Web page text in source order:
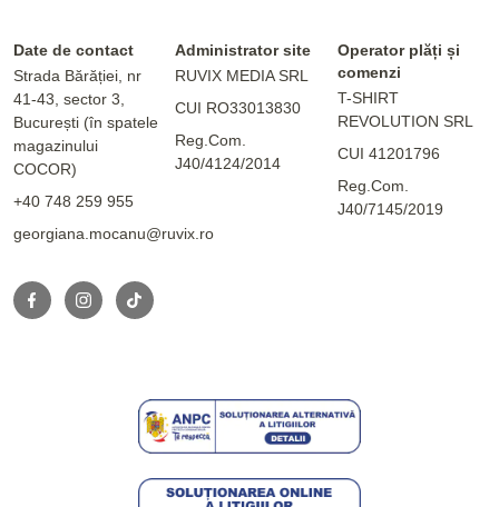
Date de contact
Strada Bărăției, nr
41-43, sector 3,
București (în spatele
magazinului
COCOR)
+40 748 259 955
georgiana.mocanu@ruvix.ro
Administrator site
RUVIX MEDIA SRL
CUI RO33013830
Reg.Com.
J40/4124/2014
Operator plăți și
comenzi
T-SHIRT
REVOLUTION SRL
CUI 41201796
Reg.Com.
J40/7145/2019